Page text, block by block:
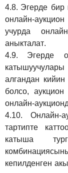
4.8. Эгерде бир
онлайн-
учурда
аныкталат.
4.9.
Эгерде
алгандан
болсо,
онлайн-
4.10.
Онлайн-
тартипте
катыша
кепилденген